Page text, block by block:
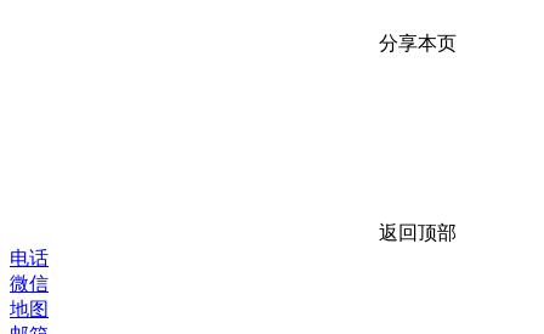
分享本页
返回顶部
电话
微信
地图